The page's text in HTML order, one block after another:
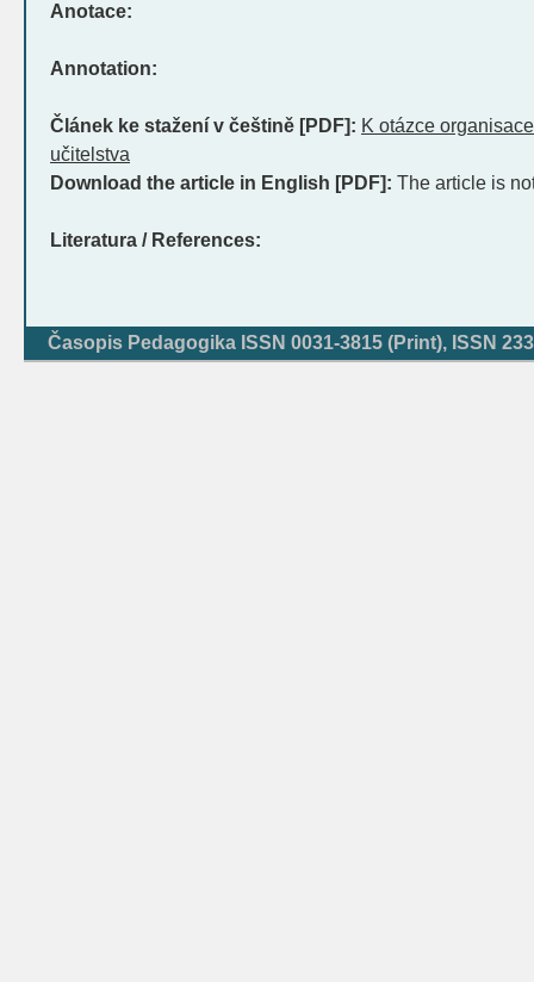
Anotace:
Annotation:
Článek ke stažení v češtině [PDF]: K otázce
učitelstva
Download the article in English [PDF]: The article is
Literatura / References:
Časopis Pedagogika ISSN 0031-3815 (Print), ISSN